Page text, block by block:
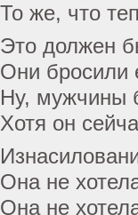
То же, что
Это должен
Они бросили
Ну, мужчины
Хотя он
Она не
Она не